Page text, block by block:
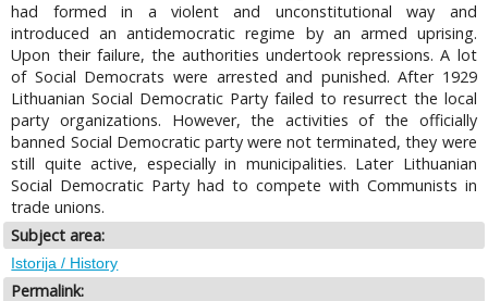
had formed in a violent and unconstitutional way and
introduced an antidemocratic regime by an armed uprising.
Upon their failure, the authorities undertook repressions. A lot
of Social Democrats were arrested and punished. After 1929
Lithuanian Social Democratic Party failed to resurrect the local
party organizations. However, the activities of the officially
banned Social Democratic party were not terminated, they were
still quite active, especially in municipalities. Later Lithuanian
Social Democratic Party had to compete with Communists in
trade unions.
Subject area:
Istorija / History
Permalink: